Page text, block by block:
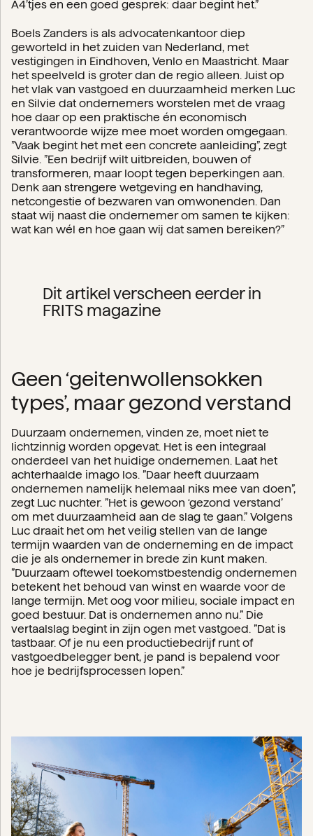
A4’tjes en een goed gesprek: daar begint het.”
Boels Zanders is als advocatenkantoor diep
geworteld in het zuiden van Nederland, met
vestigingen in Eindhoven, Venlo en Maastricht. Maar
het speelveld is groter dan de regio alleen. Juist op
het vlak van vastgoed en duurzaamheid merken Luc
en Silvie dat ondernemers worstelen met de vraag
hoe daar op een praktische én economisch
verantwoorde wijze mee moet worden omgegaan.
”Vaak begint het met een concrete aanleiding”, zegt
Silvie. ”Een bedrijf wilt uitbreiden, bouwen of
transformeren, maar loopt tegen beperkingen aan.
Denk aan strengere wetgeving en handhaving,
netcongestie of bezwaren van omwonenden. Dan
staat wij naast die ondernemer om samen te kijken:
wat kan wél en hoe gaan wij dat samen bereiken?”
Dit artikel verscheen eerder in
FRITS magazine
Geen ‘geitenwollensokken
types’, maar gezond verstand
Duurzaam ondernemen, vinden ze, moet niet te
lichtzinnig worden opgevat. Het is een integraal
onderdeel van het huidige ondernemen. Laat het
achterhaalde imago los. ”Daar heeft duurzaam
ondernemen namelijk helemaal niks mee van doen”,
zegt Luc nuchter. ”Het is gewoon ‘gezond verstand’
om met duurzaamheid aan de slag te gaan.” Volgens
Luc draait het om het veilig stellen van de lange
termijn waarden van de onderneming en de impact
die je als ondernemer in brede zin kunt maken.
”Duurzaam oftewel toekomstbestendig ondernemen
betekent het behoud van winst en waarde voor de
lange termijn. Met oog voor milieu, sociale impact en
goed bestuur. Dat is ondernemen anno nu.” Die
vertaalslag begint in zijn ogen met vastgoed. ”Dat is
tastbaar. Of je nu een productiebedrijf runt of
vastgoedbelegger bent, je pand is bepalend voor
hoe je bedrijfsprocessen lopen.”